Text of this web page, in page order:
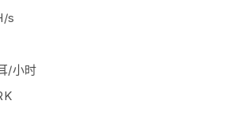
s
/小时